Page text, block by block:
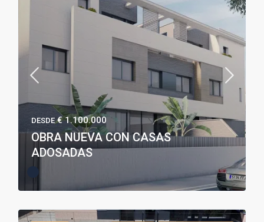
DESDE€ 1.100.000
OBRA NUEVA CON CASAS
ADOSADAS